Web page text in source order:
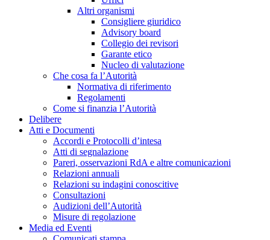
Altri organismi
Consigliere giuridico
Advisory board
Collegio dei revisori
Garante etico
Nucleo di valutazione
Che cosa fa l’Autorità
Normativa di riferimento
Regolamenti
Come si finanzia l’Autorità
Delibere
Atti e Documenti
Accordi e Protocolli d’intesa
Atti di segnalazione
Pareri, osservazioni RdA e altre comunicazioni
Relazioni annuali
Relazioni su indagini conoscitive
Consultazioni
Audizioni dell’Autorità
Misure di regolazione
Media ed Eventi